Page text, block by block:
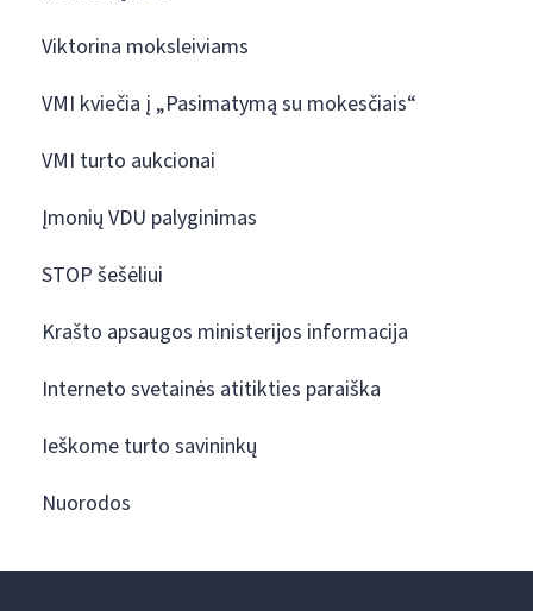
Viktorina moksleiviams
VMI kviečia į „Pasimatymą su mokesčiais“
VMI turto aukcionai
Įmonių VDU palyginimas
STOP šešėliui
Krašto apsaugos ministerijos informacija
Interneto svetainės atitikties paraiška
Ieškome turto savininkų
Nuorodos